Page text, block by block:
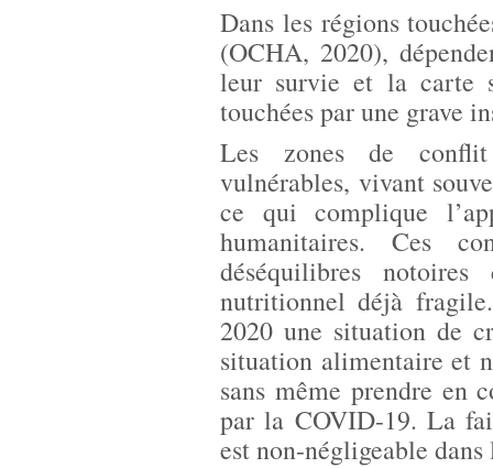
Dans les régions
(OCHA, 2020),
leur survie et la carte
touchées par une grave
Les zones de
vulnérables, vivant
ce qui complique
humanitaires. Ces
déséquilibres
nutritionnel déjà
2020 une situation de
situation alimentaire et
sans même prendre en
par la COVID-19. La
est non-négligeable dans